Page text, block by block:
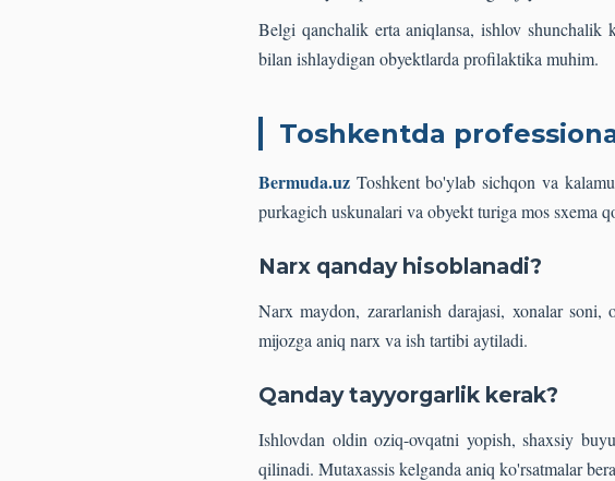
Belgi qanchalik erta aniqlansa, ishlov
bilan ishlaydigan obyektlarda profilaktika muhim.
Toshkentda
Bermuda.uz Toshkent bo'ylab sichqon va
purkagich uskunalari va obyekt turiga mos sxema
Narx qanday hisoblanadi?
Narx maydon, zararlanish darajasi, xonalar
mijozga aniq narx va ish tartibi aytiladi.
Qanday tayyorgarlik kerak?
Ishlovdan oldin oziq-ovqatni yopish, shaxsiy
qilinadi. Mutaxassis kelganda aniq ko'rsatmalar